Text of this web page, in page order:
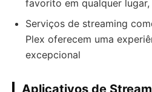
favorito em qualquer
Serviços de streaming
Plex oferecem uma
excepcional
Aplicativos de